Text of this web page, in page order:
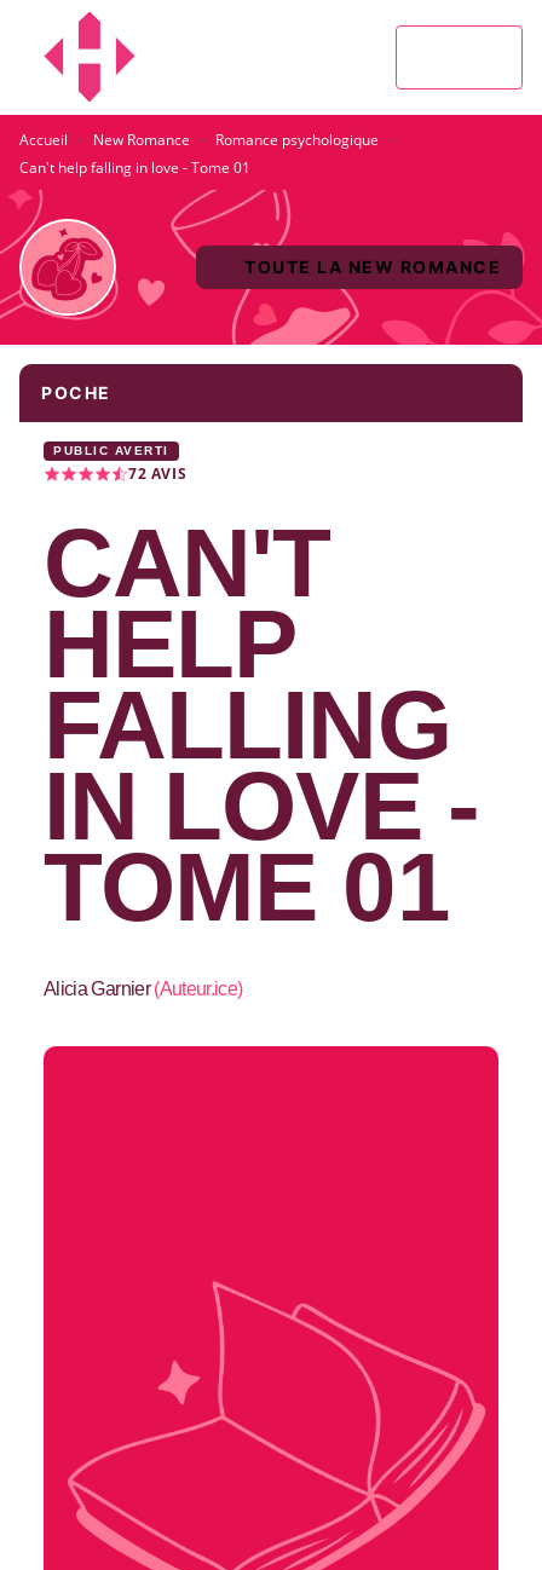
MENU
Accueil · New Romance · Romance psychologique ·
Can't help falling in love - Tome 01
TOUTE LA NEW ROMANCE
POCHE
PUBLIC AVERTI
72 AVIS
CAN'T
HELP
FALLING
IN LOVE -
TOME 01
Alicia Garnier(Auteur.ice)